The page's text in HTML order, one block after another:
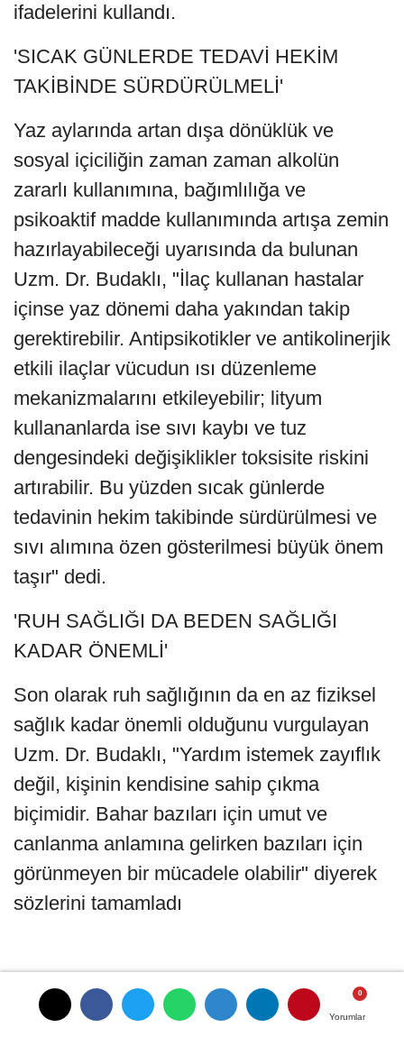
Yorumlar
Yorumlar
ifadelerini kullandı.
'SICAK GÜNLERDE TEDAVİ HEKİM
TAKİBİNDE SÜRDÜRÜLMELİ'
Yaz aylarında artan dışa dönüklük ve
sosyal içiciliğin zaman zaman alkolün
zararlı kullanımına, bağımlılığa ve
psikoaktif madde kullanımında artışa zemin
hazırlayabileceği uyarısında da bulunan
Uzm. Dr. Budaklı, "İlaç kullanan hastalar
içinse yaz dönemi daha yakından takip
gerektirebilir. Antipsikotikler ve antikolinerjik
etkili ilaçlar vücudun ısı düzenleme
mekanizmalarını etkileyebilir; lityum
kullananlarda ise sıvı kaybı ve tuz
dengesindeki değişiklikler toksisite riskini
artırabilir. Bu yüzden sıcak günlerde
tedavinin hekim takibinde sürdürülmesi ve
sıvı alımına özen gösterilmesi büyük önem
taşır" dedi.
'RUH SAĞLIĞI DA BEDEN SAĞLIĞI
KADAR ÖNEMLİ'
Son olarak ruh sağlığının da en az fiziksel
sağlık kadar önemli olduğunu vurgulayan
Uzm. Dr. Budaklı, "Yardım istemek zayıflık
değil, kişinin kendisine sahip çıkma
biçimidir. Bahar bazıları için umut ve
canlanma anlamına gelirken bazıları için
görünmeyen bir mücadele olabilir" diyerek
sözlerini tamamladı